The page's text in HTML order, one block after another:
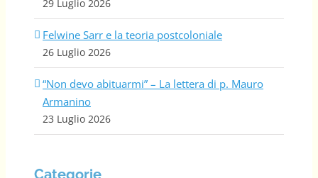
29 Luglio 2026
Felwine Sarr e la teoria postcoloniale
26 Luglio 2026
“Non devo abituarmi” – La lettera di p. Mauro
Armanino
23 Luglio 2026
Categorie